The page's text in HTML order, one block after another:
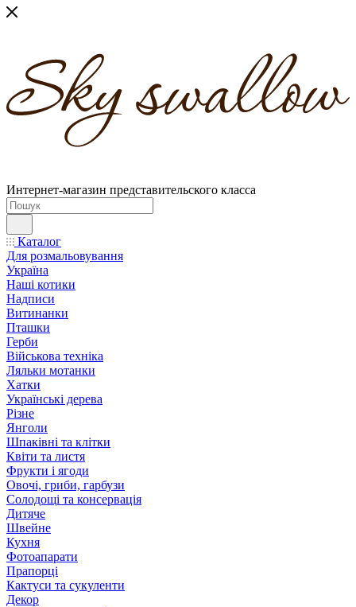
Интернет-магазин представительского класса
Каталог
Для розмальовування
Україна
Наші котики
Надписи
Витинанки
Пташки
Герби
Військова техніка
Ляльки мотанки
Хатки
Українські дерева
Різне
Янголи
Шпаківні та клітки
Квіти та листя
Фрукти і ягоди
Овочі, гриби, гарбузи
Солодощі та консервація
Дитяче
Швейне
Кухня
Фотоапарати
Прапорці
Кактуси та сукуленти
Декор